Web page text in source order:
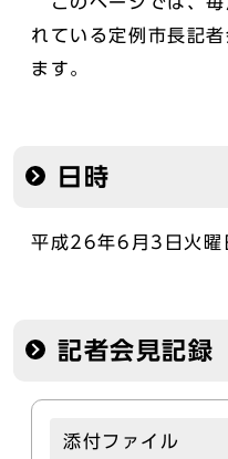
れている定例市長記
ます。
日時
平成26年6月3日火
記者会見記録
添付ファイル